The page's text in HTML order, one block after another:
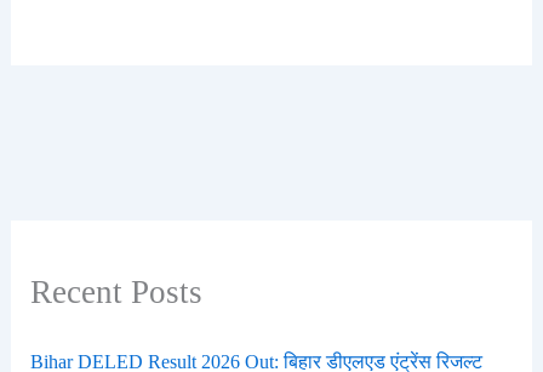
Recent Posts
Bihar DELED Result 2026 Out: बिहार डीएलएड एंट्रेंस रिजल्ट